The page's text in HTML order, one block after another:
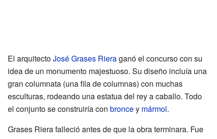
El arquitectoJosé Grases Rieraganó el concurso con su
idea de un monumento majestuoso. Su diseño incluía una
gran columnata (una fila de columnas) con muchas
esculturas, rodeando una estatua del rey a caballo. Todo
el conjunto se construiría con broncey mármol.
Grases Riera falleció antes de que la obra terminara. Fue